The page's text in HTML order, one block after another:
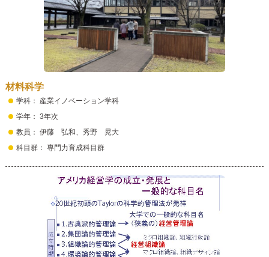
材料科学
学科： 産業イノベーション学科
学年： 3年次
教員： 伊藤 弘和、秀野 晃大
科目群： 専門力育成科目群